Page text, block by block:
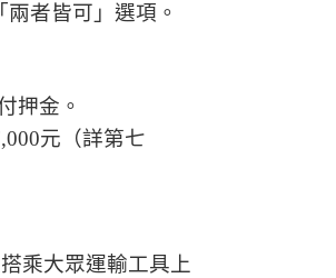
者皆可」選項。
押金。
元（詳第七
乘大眾運輸工具上